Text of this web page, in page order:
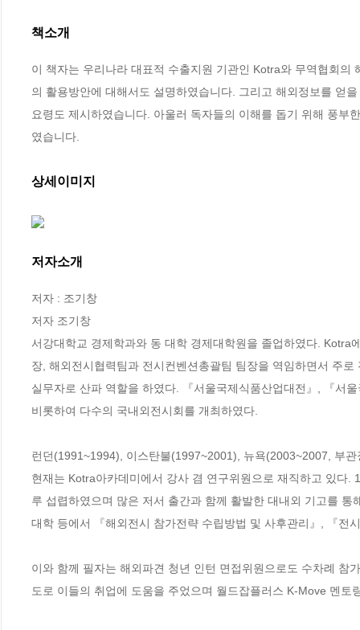
책소개
이 책자는 우리나라 대표적 수출지원 기관인 Kotra와 무역협회
의 활용방안에 대해서도 설명하였습니다. 그리고 해외정보를 얻
요령도 제시하였습니다. 아울러 독자들의 이해를 돕기 위해 풍
였습니다.
상세이미지
저자소개
저자 : 조기창
저자 조기창
서강대학교 경제학과와 동 대학 경제대학원을 졸업하였다.
장, 해외전시협력팀과 전시컨벤션총괄팀 팀장을 역임하면서 주
실무자로 산파 역할을 하였다. 『서울국제식품산업대전』, 『서
비롯하여 다수의 국내외전시회를 개최하였다.
런던(1991~1994), 이스탄불(1997~2001), 뉴욕(2003~2007, 부
현재는 Kotra아카데미에서 강사 겸 연구위원으로 재직하고 있다
루 섭렵하였으며 많은 저서 출간과 함께 활발한 대내외 기고를
대학 등에서 『해외전시 참가전략 수립방법 및 사후관리』, 『전
이와 함께 필자는 해외파견 청년 인턴 면접위원으로도 수차례 참
도로 이들의 취업에 도움을 주었으며 월드잡플러스 K-Move 멘